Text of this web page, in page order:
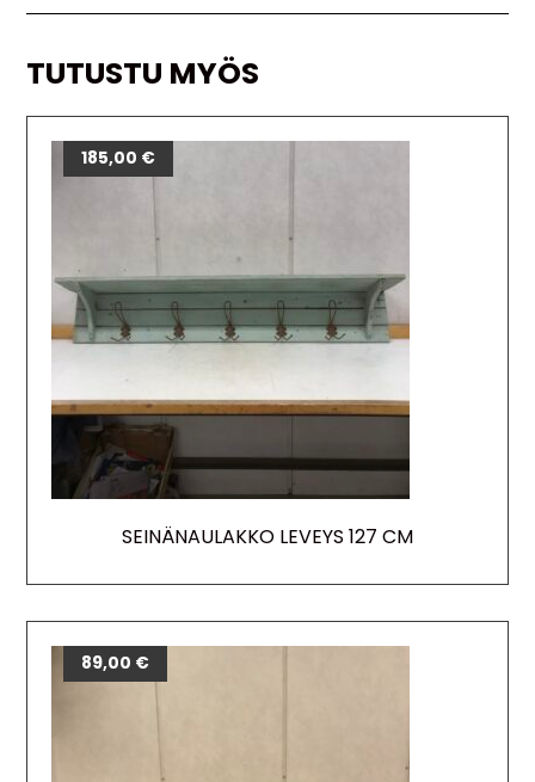
TUTUSTU MYÖS
SEINÄNAULAKKO LEVEYS 127 CM
185,00 €
89,00 €